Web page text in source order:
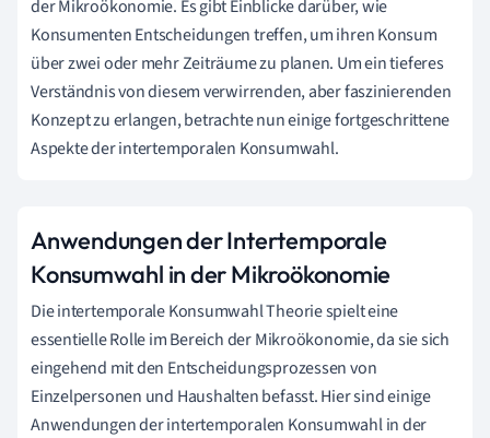
der Mikroökonomie. Es gibt Einblicke darüber, wie
Konsumenten Entscheidungen treffen, um ihren Konsum
über zwei oder mehr Zeiträume zu planen. Um ein tieferes
Verständnis von diesem verwirrenden, aber faszinierenden
Konzept zu erlangen, betrachte nun einige fortgeschrittene
Aspekte der intertemporalen Konsumwahl.
Anwendungen der Intertemporale
Konsumwahl in der Mikroökonomie
Die intertemporale Konsumwahl Theorie spielt eine
essentielle Rolle im Bereich der Mikroökonomie, da sie sich
eingehend mit den Entscheidungsprozessen von
Einzelpersonen und Haushalten befasst. Hier sind einige
Anwendungen der intertemporalen Konsumwahl in der